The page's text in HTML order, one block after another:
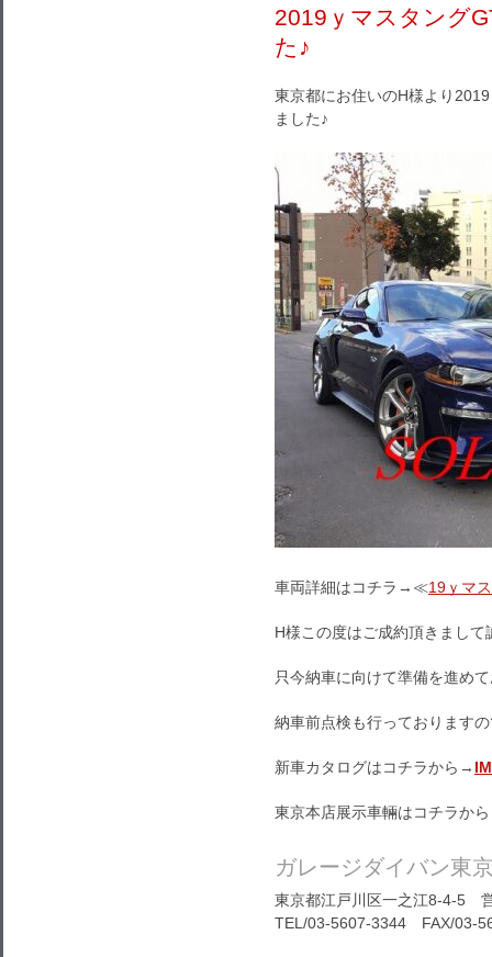
2019ｙマスタング
た♪
東京都にお住いのH様より
ました♪
車両詳細はコチラ→≪19ｙマ
H様この度はご成約頂きまし
只今納車に向けて準備を進め
納車前点検も行っております
新車カタログはコチラから→
東京本店展示車輛はコチラか
ガレージダイバン東
東京都江戸川区一之江8-4-5
TEL/03-5607-3344 FAX/03-